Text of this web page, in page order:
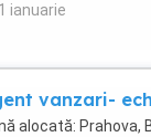
1 ianuarie
vanzari-
alocată: Prahova,